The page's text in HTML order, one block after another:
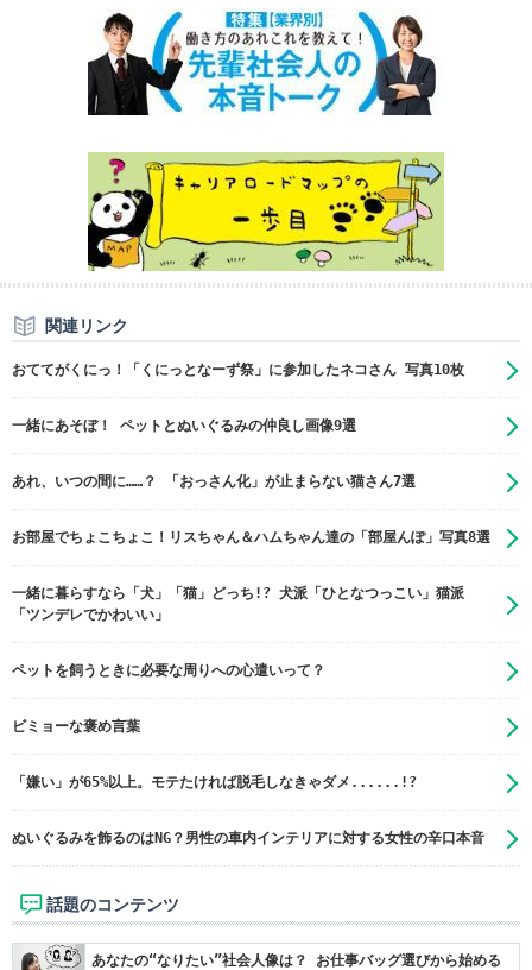
関連リンク
おててがくにっ！「くにっとなーず祭」に参加したネコさん 写真10枚
一緒にあそぼ！ ペットとぬいぐるみの仲良し画像9選
あれ、いつの間に……？ 「おっさん化」が止まらない猫さん7選
お部屋でちょこちょこ！リスちゃん＆ハムちゃん達の「部屋んぽ」写真8選
一緒に暮らすなら「犬」「猫」どっち!? 犬派「ひとなつっこい」猫派
「ツンデレでかわいい」
ペットを飼うときに必要な周りへの心遣いって？
ビミョーな褒め言葉
「嫌い」が65%以上。モテたければ脱毛しなきゃダメ......!?
ぬいぐるみを飾るのはNG？男性の車内インテリアに対する女性の辛口本音
話題のコンテンツ
あなたの“なりたい”社会人像は？ お仕事バッグ選びから始める